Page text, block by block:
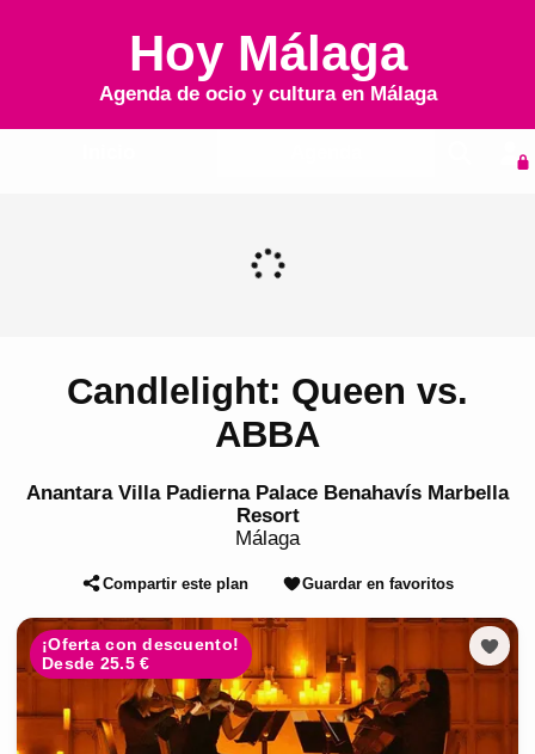
Hoy Málaga
Agenda de ocio y cultura en Málaga
Candlelight: Queen vs.
ABBA
Anantara Villa Padierna Palace Benahavís Marbella
Resort
Málaga
Compartir este plan Guardar en favoritos
¡Oferta con descuento!
Desde 25.5 €